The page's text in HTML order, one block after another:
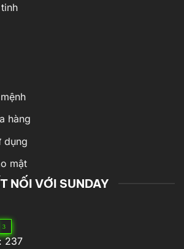
hàng
dụng
mật
NỐI VỚI SUNDAY
3
237